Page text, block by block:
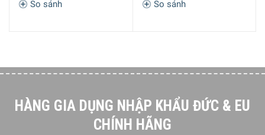
So sánh So sánh
HÀNG GIA DỤNG NHẬP KHẨU ĐỨC & EU
CHÍNH HÃNG